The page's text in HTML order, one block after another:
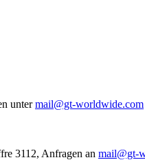
untermail@gt-worldwide.com
3112, Anfragen an mail@gt-